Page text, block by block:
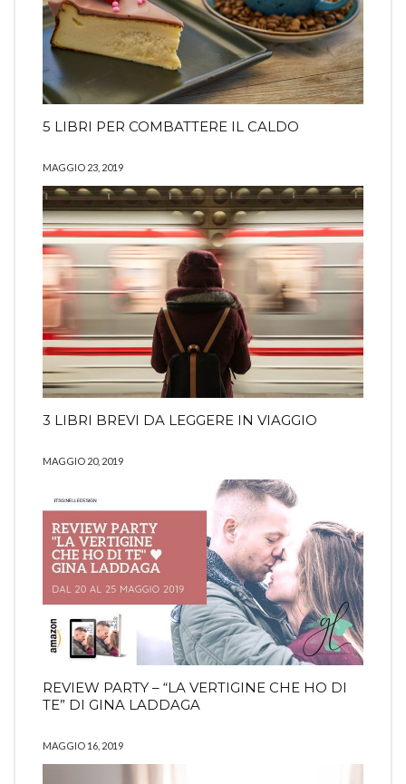
5 LIBRI PER COMBATTERE IL CALDO
MAGGIO 23, 2019
3 LIBRI BREVI DA LEGGERE IN VIAGGIO
MAGGIO 20, 2019
REVIEW PARTY – “LA VERTIGINE CHE HO DI
TE” DI GINA LADDAGA
MAGGIO 16, 2019